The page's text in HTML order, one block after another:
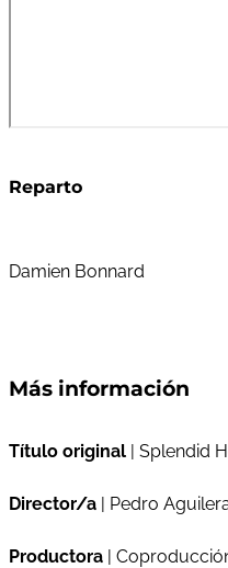
Reparto
Damien Bonnard
Más información
Título original | Splendid
Director/a | Pedro
Productora |